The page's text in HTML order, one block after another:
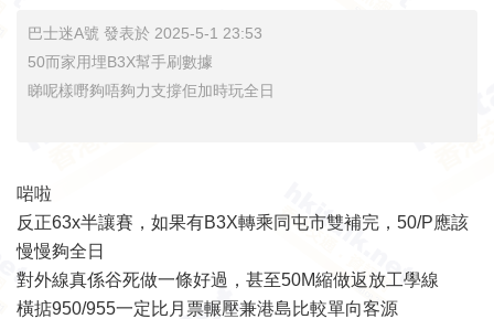
巴士迷A號 發表於 2025-5-1 23:53
50而家用埋B3X幫手刷數據
睇呢樣嘢夠唔夠力支撐佢加時玩全日
啱啦
反正63x半讓賽，如果有B3X轉乘同屯市雙補完，50/P應該
慢慢夠全日
對外線真係谷死做一條好過，甚至50M縮做返放工學線
橫掂950/955一定比月票輾壓兼港島比較單向客源